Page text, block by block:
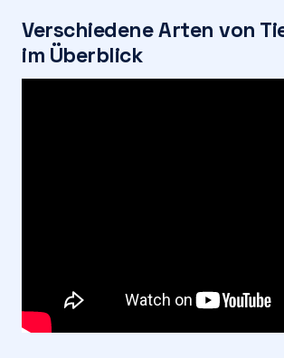
Verschiedene Arten von
im Überblick